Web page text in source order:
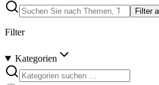
Filter
Filter
Kategorien